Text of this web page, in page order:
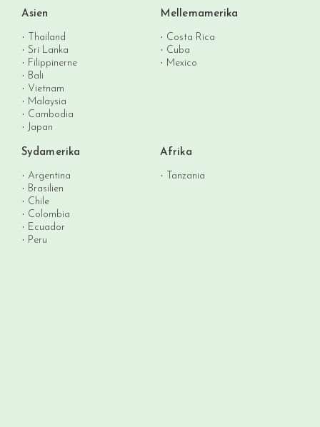
Asien
Thailand
Sri Lanka
Filippinerne
Bali
Vietnam
Malaysia
Cambodia
Japan
Mellemamerika
Costa Rica
Cuba
Mexico
Sydamerika
Argentina
Brasilien
Chile
Colombia
Ecuador
Peru
Afrika
Tanzania